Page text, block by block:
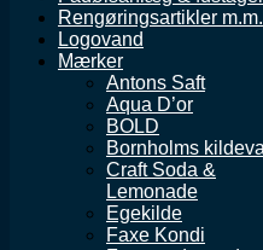
Rengøringsartikler m.m.
Logovand
Mærker
Antons Saft
Aqua D’or
BOLD
Bornholms
Craft Soda &
Lemonade
Egekilde
Faxe Kondi